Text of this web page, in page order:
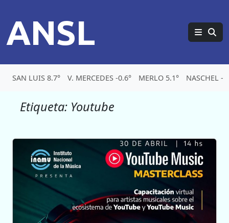
ANSL
SAN LUIS 8.7° V. MERCEDES -0.6° MERLO 5.1° NASCHEL -
Etiqueta: Youtube